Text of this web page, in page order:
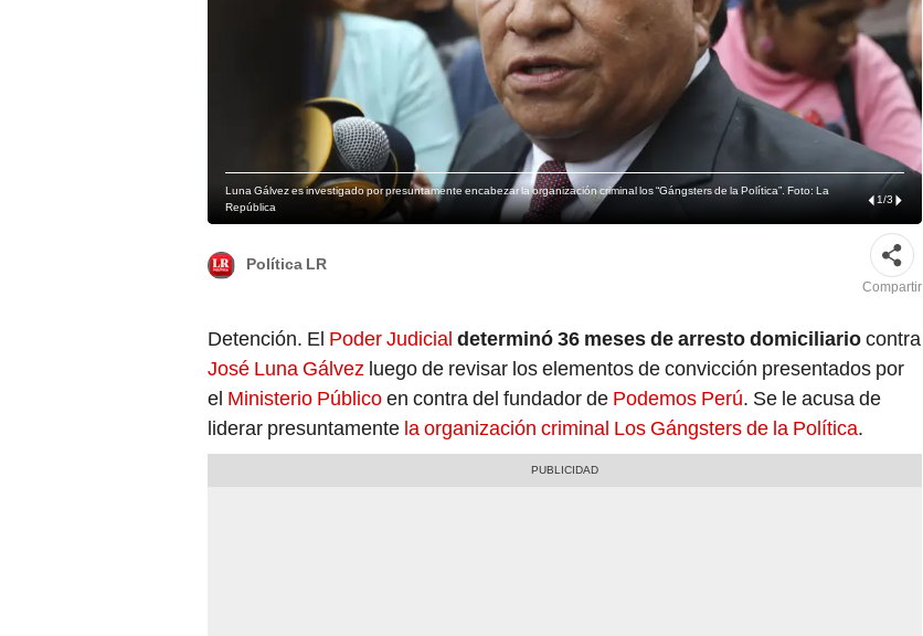
Luna Gálvez es investigado por presuntamente encabezar la organización criminal los “Gángsters de la Política”. Foto: La
República
1/3
Política LR
Compartir
Detención. El Poder Judicial determinó 36 meses de arresto domiciliariocontra
José Luna Gálvez luego de revisar los elementos de convicción presentados por
el Ministerio Públicoen contra del fundador de Podemos Perú. Se le acusa de
liderar presuntamente la organización criminal Los Gángsters de la Política.